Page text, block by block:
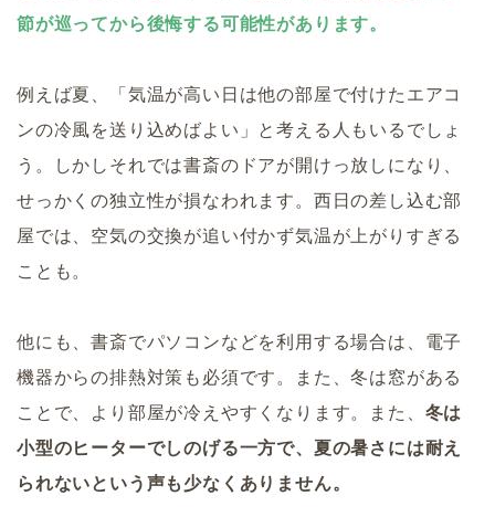
節が巡ってから後悔する可能性があります。
例えば夏、「気温が高い日は他の部屋で付けたエアコ
ンの冷風を送り込めばよい」と考える人もいるでしょ
う。しかしそれでは書斎のドアが開けっ放しになり、
せっかくの独立性が損なわれます。西日の差し込む部
屋では、空気の交換が追い付かず気温が上がりすぎる
ことも。
他にも、書斎でパソコンなどを利用する場合は、電子
機器からの排熱対策も必須です。また、冬は窓がある
ことで、より部屋が冷えやすくなります。また、 冬は
小型のヒーターでしのげる一方で、夏の暑さには耐え
られないという声も少なくありません。